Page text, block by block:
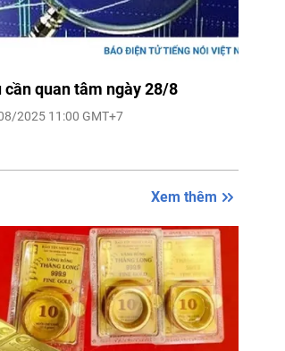
cần quan tâm ngày 28/8
2025 11:00 GMT+7
Xem thêm